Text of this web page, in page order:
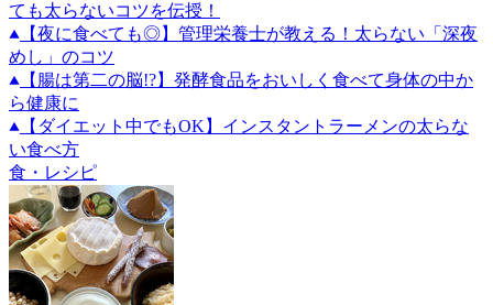
ても太らないコツを伝授！
【夜に食べても◎】管理栄養士が教える！太らない「深夜
めし」のコツ
【腸は第二の脳!?】発酵食品をおいしく食べて身体の中か
ら健康に
【ダイエット中でもOK】インスタントラーメンの太らな
い食べ方
食・レシピ